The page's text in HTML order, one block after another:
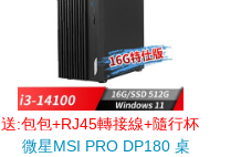
送:包包+RJ45轉接線+隨行杯
微星MSI PRO DP180 桌